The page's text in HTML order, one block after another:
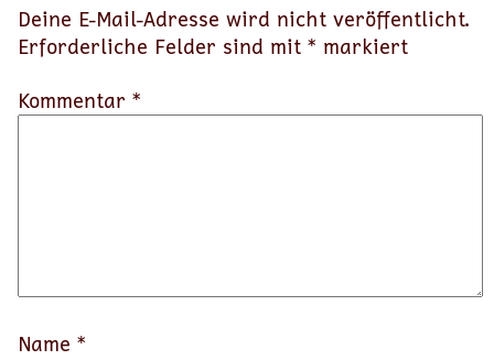
Deine E-Mail-Adresse wird nicht veröffentlicht.
Erforderliche Felder sind mit * markiert
Kommentar *
Name *